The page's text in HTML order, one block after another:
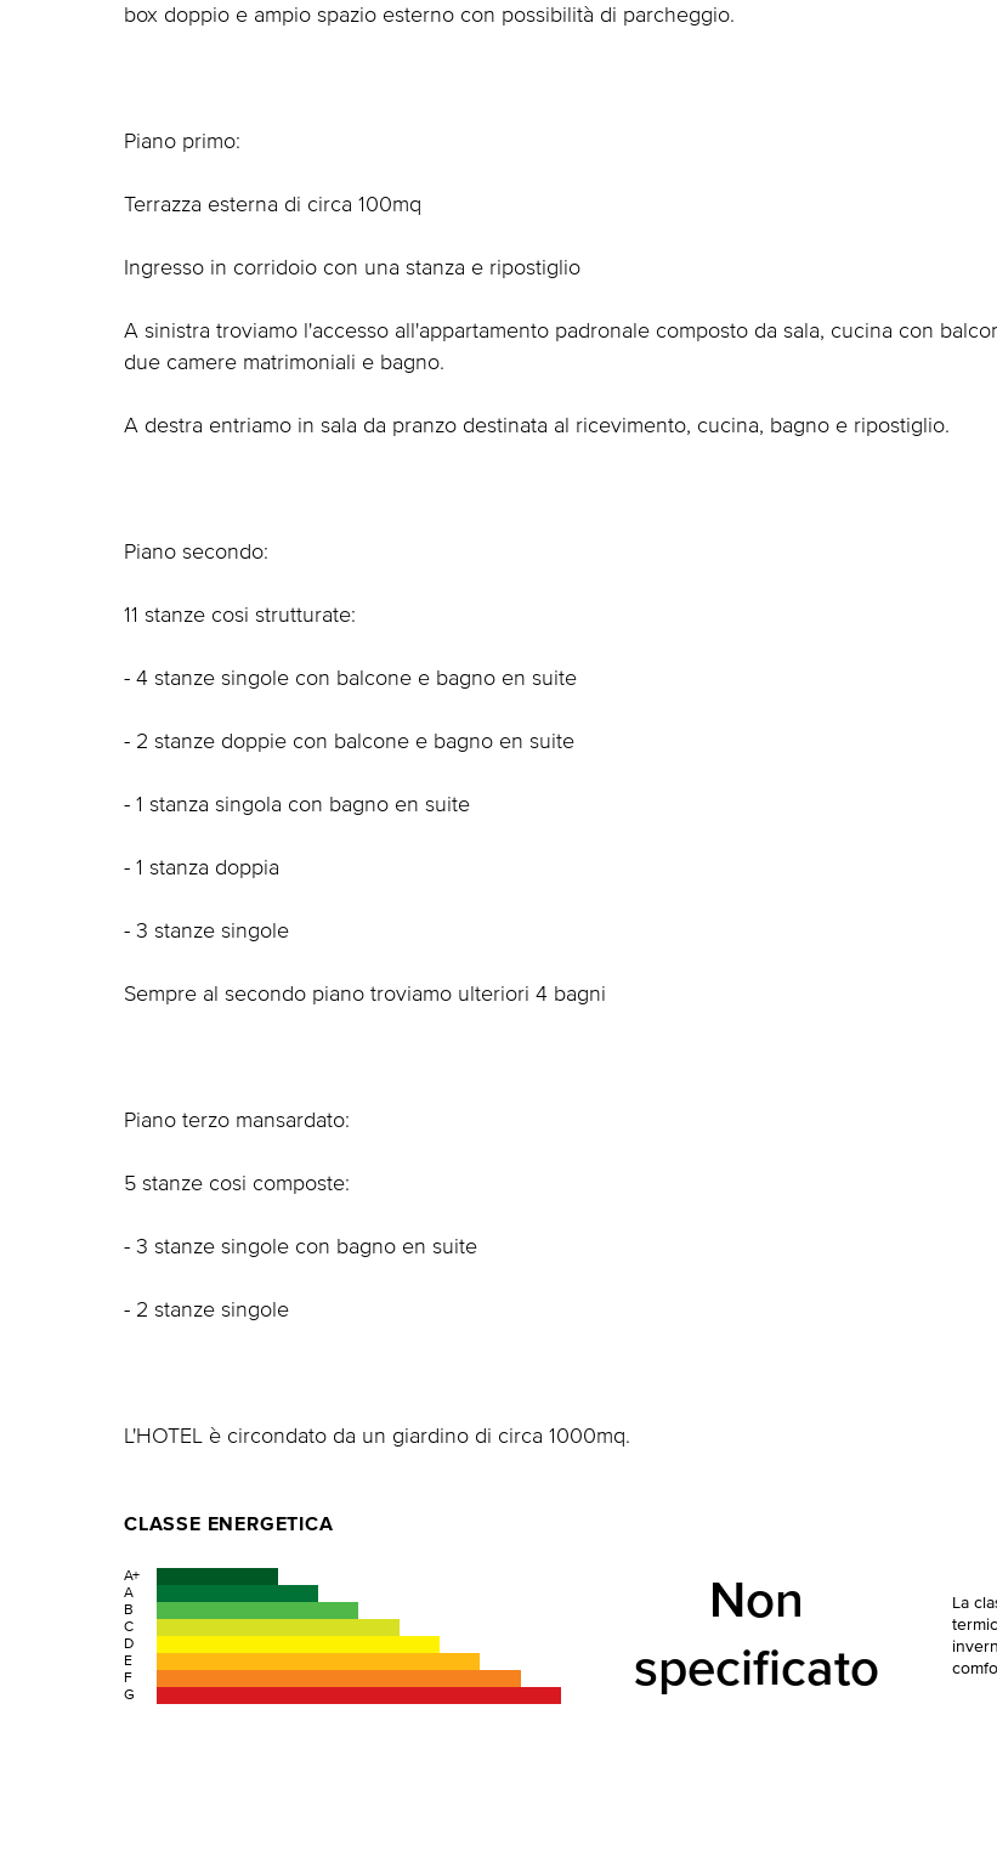
box doppio e ampio spazio esterno con possibilità di parcheggio.
Piano primo:
Terrazza esterna di circa 100mq
Ingresso in corridoio con una stanza e ripostiglio
A sinistra troviamo l'accesso all'appartamento padronale composto da sala, cucina con
due camere matrimoniali e bagno.
A destra entriamo in sala da pranzo destinata al ricevimento, cucina, bagno e ripostiglio.
Piano secondo:
11 stanze cosi strutturate:
- 4 stanze singole con balcone e bagno en suite
- 2 stanze doppie con balcone e bagno en suite
- 1 stanza singola con bagno en suite
- 1 stanza doppia
- 3 stanze singole
Sempre al secondo piano troviamo ulteriori 4 bagni
Piano terzo mansardato:
5 stanze cosi composte:
- 3 stanze singole con bagno en suite
- 2 stanze singole
L'HOTEL è circondato da un giardino di circa 1000mq.
CLASSE ENERGETICA
A+
A
B
C
D
E
F
G
Non
specificato
La